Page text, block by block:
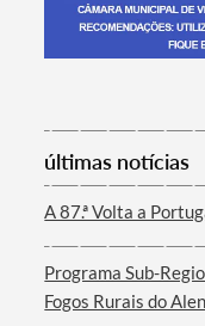
Categorias
últimas notícias
A 87.ª Volta a
Programa Sub-
Fogos Rurais do